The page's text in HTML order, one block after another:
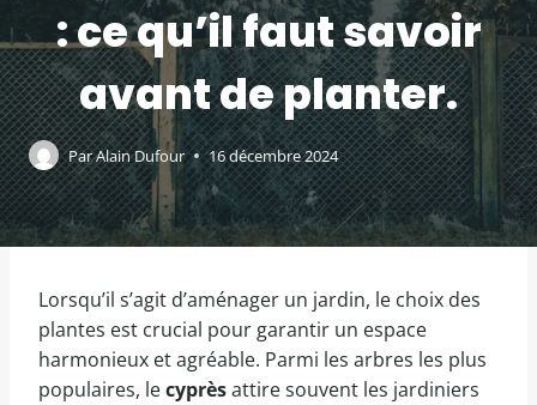
: ce qu’il faut savoir
avant de planter.
ParAlain Dufour 16 décembre 2024
Lorsqu’il s’agit d’aménager un jardin, le choix des
plantes est crucial pour garantir un espace
harmonieux et agréable. Parmi les arbres les plus
populaires, lecyprèsattire souvent les jardiniers